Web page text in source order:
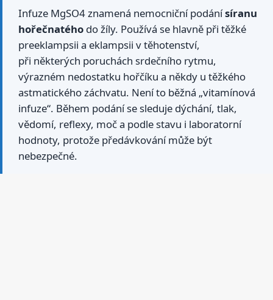
Infuze MgSO4 znamená nemocniční podánísíranu
hořečnatého do žíly. Používá se hlavně při těžké
preeklampsii a eklampsii v těhotenství,
při některých poruchách srdečního rytmu,
výrazném nedostatku hořčíku a někdy u těžkého
astmatického záchvatu. Není to běžná „vitamínová
infuze“. Během podání se sleduje dýchání, tlak,
vědomí, reflexy, moč a podle stavu i laboratorní
hodnoty, protože předávkování může být
nebezpečné.